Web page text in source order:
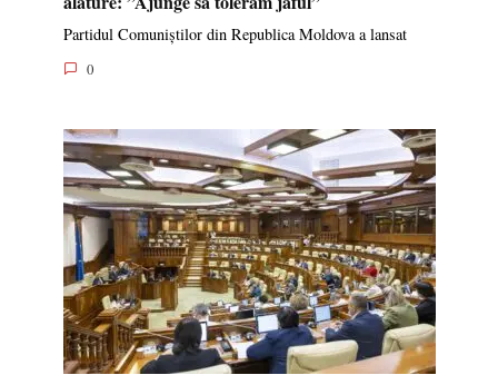
Partidul Comuniștilor din Republica Moldova a lansat
0